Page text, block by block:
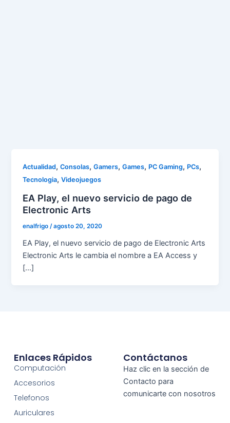
Actualidad,Consolas,Gamers,Games, PC Gaming, PCs,
Tecnologia,Videojuegos
EA Play, el nuevo servicio de pago de
Electronic Arts
enalfrigo/agosto 20, 2020
EA Play, el nuevo servicio de pago de Electronic Arts
Electronic Arts le cambia el nombre a EA Access y
[…]
Enlaces Rápidos
Computación
Accesorios
Telefonos
Auriculares
Contáctanos
Haz clic en la sección de
Contacto para
comunicarte con nosotros